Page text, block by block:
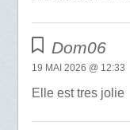
Dom06
19 MAI 2026 @ 12:33
Elle est tres jolie